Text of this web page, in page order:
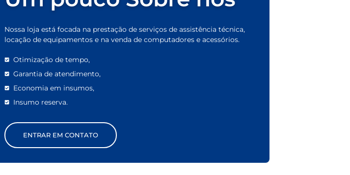
Nossa loja está focada na prestação de serviços de assistência técnica,
locação de equipamentos e na venda de computadores e acessórios.
Otimização de tempo,
Garantia de atendimento,
Economia em insumos,
Insumo reserva.
ENTRAR EM CONTATO